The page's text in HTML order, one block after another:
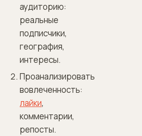
аудиторию:
реальные
подписчики,
география,
интересы.
Проанализировать
вовлеченность:
лайки,
комментарии,
репосты.